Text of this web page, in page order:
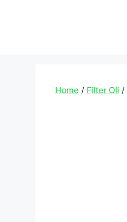
Home / Filter Oli /